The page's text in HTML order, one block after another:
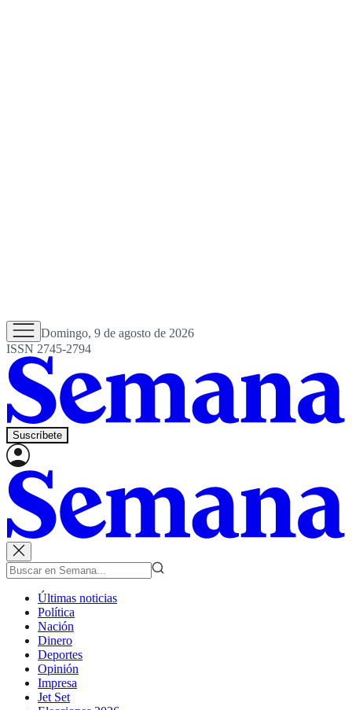
Domingo, 9 de agosto de 2026
ISSN 2745-2794
Suscríbete
Últimas noticias
Política
Nación
Dinero
Deportes
Opinión
Impresa
Jet Set